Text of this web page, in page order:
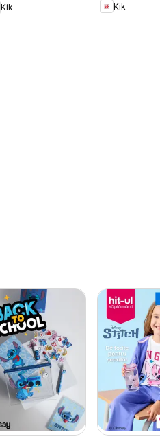
Kik
Kik